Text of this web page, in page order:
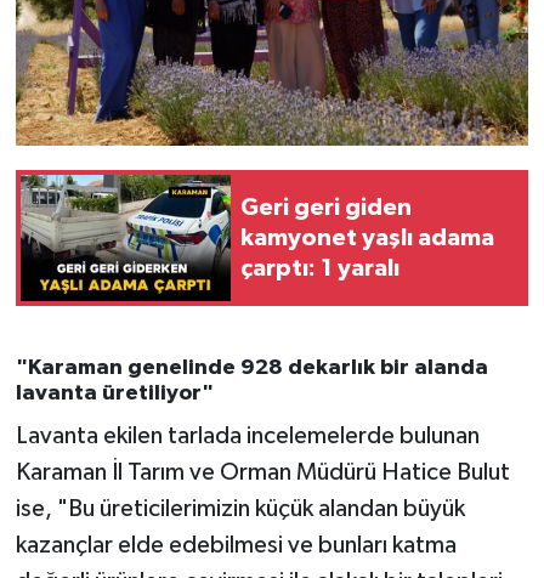
Geri geri giden
kamyonet yaşlı adama
çarptı: 1 yaralı
"Karaman genelinde 928 dekarlık bir alanda
lavanta üretiliyor"
Lavanta ekilen tarlada incelemelerde bulunan
Karaman İl Tarım ve Orman Müdürü Hatice Bulut
ise, "Bu üreticilerimizin küçük alandan büyük
kazançlar elde edebilmesi ve bunları katma